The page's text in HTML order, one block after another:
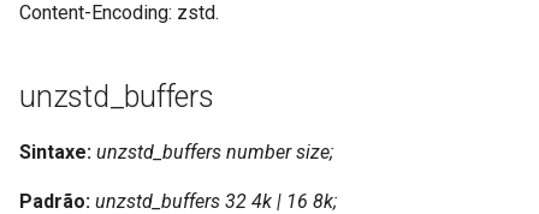
jsonrpc-batch
jump-consistent-hash
Content-Encoding: zstd.
unzstd_buffers
Sintaxe: unzstd_buffers number size;
Padrão: unzstd_buffers 32 4k | 16 8k;